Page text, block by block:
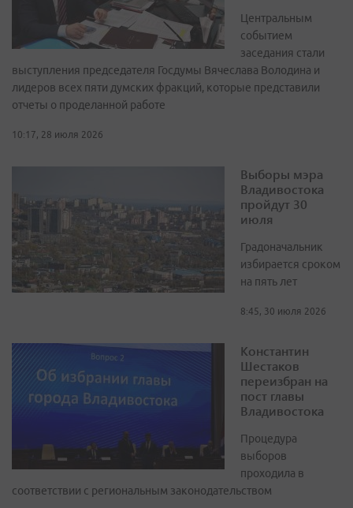
Центральным
событием
заседания стали
выступления председателя Госдумы Вячеслава Володина и
лидеров всех пяти думских фракций, которые представили
отчеты о проделанной работе
10:17, 28 июля 2026
Выборы мэра
Владивостока
пройдут 30
июля
Градоначальник
избирается сроком
на пять лет
8:45, 30 июля 2026
Константин
Шестаков
переизбран на
пост главы
Владивостока
Процедура
выборов
проходила в
соответствии с региональным законодательством